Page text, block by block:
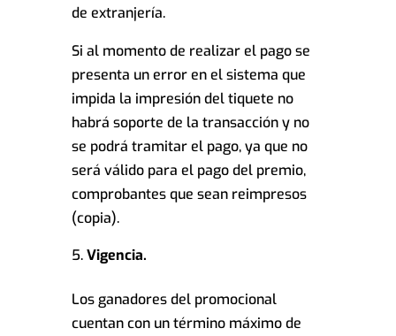
de extranjería.
Si al momento de realizar el pago se
presenta un error en el sistema que
impida la impresión del tiquete no
habrá soporte de la transacción y no
se podrá tramitar el pago, ya que no
será válido para el pago del premio,
comprobantes que sean reimpresos
(copia).
Vigencia.
Los ganadores del promocional
cuentan con un término máximo de